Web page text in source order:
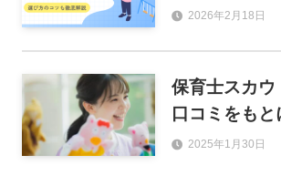
ング24選！失
2026年2月18日
保育士スカウ
口コミをも
使い方を解説
2025年1月30日